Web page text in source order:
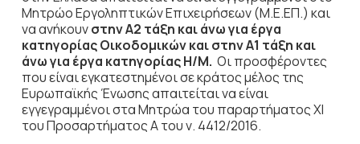
Μητρώο Εργοληπτικών Επιχειρήσεων (Μ.Ε.ΕΠ.) και
να ανήκουνστην Α2 τάξη και άνω για έργα
κατηγορίαςΟικοδομικώνκαι στην Α1 τάξη και
άνω για έργα κατηγορίας Η/Μ. Οι προσφέροντες
που είναι εγκατεστημένοι σε κράτος μέλος της
Ευρωπαϊκής Ένωσης απαιτείται να είναι
εγγεγραμμένοι στα Μητρώα του παραρτήματος ΧΙ
του Προσαρτήματος Α του ν. 4412/2016.